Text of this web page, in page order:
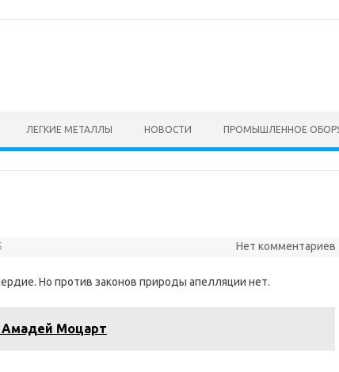
ЛЕГКИЕ МЕТАЛЛЫ НОВОСТИ ПРОМЫШЛЕННОЕ
Нет комментариев
Но против законов природы апелляции нет.
Амадей Моцарт